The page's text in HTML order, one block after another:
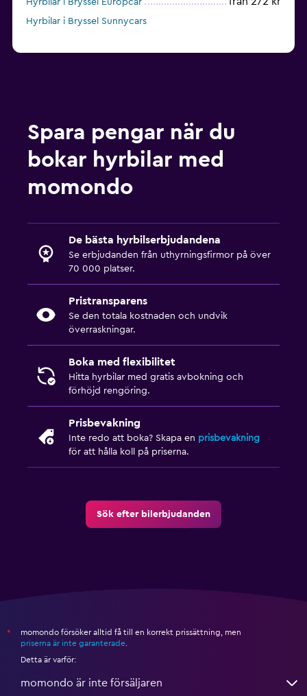
Hyrbilar i Bryssel Europcar
Hyrbilar i Bryssel Sunnycars
Spara pengar när du
bokar hyrbilar med
momondo
De bästa hyrbilserbjudandena
Se erbjudanden från uthyrningsfirmor på över
70 000 platser.
Pristransparens
Se den totala kostnaden och undvik
överraskningar.
Boka med flexibilitet
Hitta hyrbilar med gratis avbokning och
förhöjd rengöring.
Prisbevakning
Inte redo att boka? Skapa en prisbevakning
för att hålla koll på priserna.
Sök efter bilerbjudanden
*
momondo försöker alltid få till en korrekt prissättning, men
priserna är inte garanterade.
Detta är varför:
momondo är inte försäljaren